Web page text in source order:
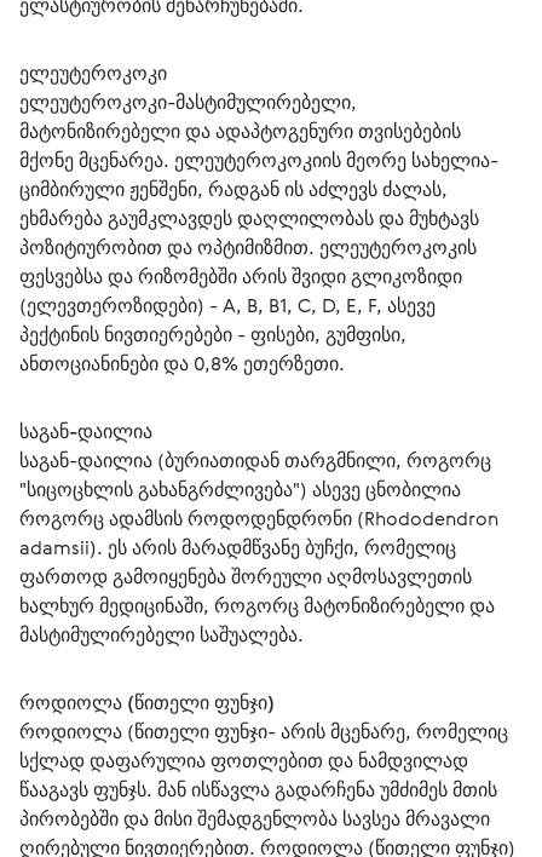
ელეუტეროკოკი
ელეუტეროკოკი-მასტიმულირებელი,
მატონიზირებელი და ადაპტოგენური თვისებების
მქონე მცენარეა. ელეუტეროკოკიის მეორე სახელია-
ციმბირული ჟენშენი, რადგან ის აძლევს ძალას,
ეხმარება გაუმკლავდეს დაღლილობას და მუხტავს
პოზიტიურობით და ოპტიმიზმით. ელეუტეროკოკის
ფესვებსა და რიზომებში არის შვიდი გლიკოზიდი
(ელევთეროზიდები) - A, B, B1, C, D, E, F, ასევე
პექტინის ნივთიერებები - ფისები, გუმფისი,
ანთოციანინები და 0,8% ეთერზეთი.
საგან-დაილია
საგან-დაილია (ბურიათიდან თარგმნილი, როგორც
"სიცოცხლის გახანგრძლივება") ასევე ცნობილია
როგორც ადამსის როდოდენდრონი (Rhododendron
adamsii). ეს არის მარადმწვანე ბუჩქი, რომელიც
ფართოდ გამოიყენება შორეული აღმოსავლეთის
ხალხურ მედიცინაში, როგორც მატონიზირებელი და
მასტიმულირებელი საშუალება.
როდიოლა (წითელი ფუნჯი)
როდიოლა (წითელი ფუნჯი- არის მცენარე, რომელიც
სქლად დაფარულია ფოთლებით და ნამდვილად
წააგავს ფუნჯს. მან ისწავლა გადარჩენა უმძიმეს მთის
პირობებში და მისი შემადგენლობა სავსეა მრავალი
ღირებული ნივთიერებით. როდიოლა (წითელი ფუნჯი)